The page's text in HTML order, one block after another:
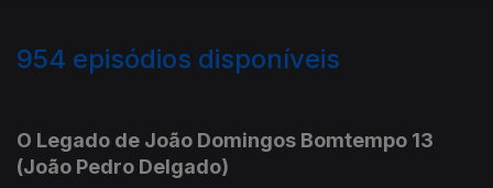
954 episódios disponíveis
O Legado de João Domingos Bomtempo 13
(João Pedro Delgado)